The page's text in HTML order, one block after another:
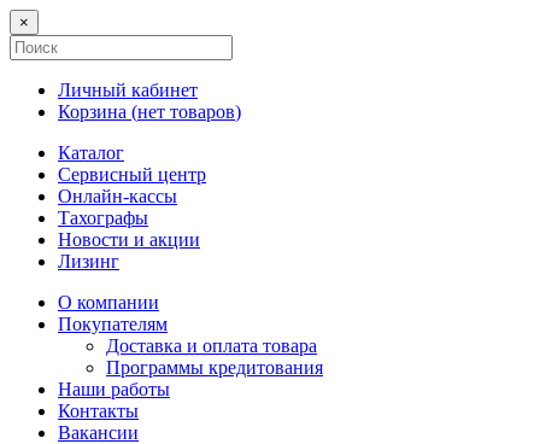
×
Личный кабинет
Корзина (нет товаров)
Каталог
Сервисный центр
Онлайн-кассы
Тахографы
Новости и акции
Лизинг
О компании
Покупателям
Доставка и оплата товара
Программы кредитования
Наши работы
Контакты
Вакансии